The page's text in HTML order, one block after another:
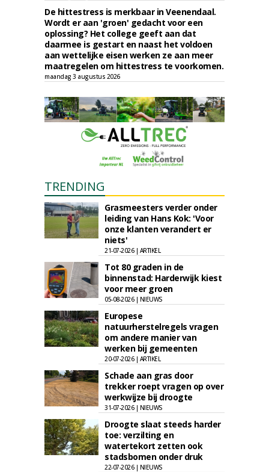
De hittestress is merkbaar in Veenendaal.
Wordt er aan 'groen' gedacht voor een
oplossing? Het college geeft aan dat
daarmee is gestart en naast het voldoen
aan wettelijke eisen werken ze aan meer
maatregelen om hittestress te voorkomen.
maandag 3 augustus 2026
TRENDING
Grasmeesters verder onder
leiding van Hans Kok: 'Voor
onze klanten verandert er
niets'
21-07-2026 | ARTIKEL
Tot 80 graden in de
binnenstad: Harderwijk kiest
voor meer groen
05-08-2026 | NIEUWS
Europese
natuurherstelregels vragen
om andere manier van
werken bij gemeenten
20-07-2026 | ARTIKEL
Schade aan gras door
trekker roept vragen op over
werkwijze bij droogte
31-07-2026 | NIEUWS
Droogte slaat steeds harder
toe: verzilting en
watertekort zetten ook
stadsbomen onder druk
22-07-2026 | NIEUWS